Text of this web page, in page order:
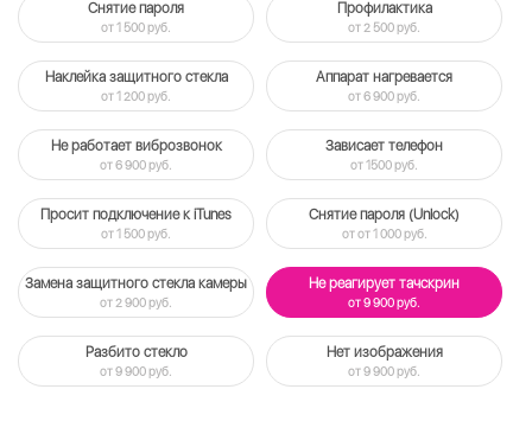
Снятие пароля
от 1 500 руб.
Профилактика
от 2 500 руб.
Наклейка защитного стекла
от 1 200 руб.
Аппарат нагревается
от 6 900 руб.
Не работает виброзвонок
от 6 900 руб.
Зависает телефон
от 1500 руб.
Просит подключение к iTunes
от 1 500 руб.
Снятие пароля (Unlock)
от от 1 000 руб.
Замена защитного стекла камеры
от 2 900 руб.
Не реагирует тачскрин
от 9 900 руб.
Разбито стекло
от 9 900 руб.
Нет изображения
от 9 900 руб.